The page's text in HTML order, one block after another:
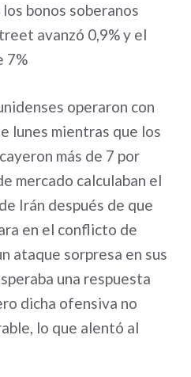
bonos soberanos
avanzó 0,9% y el
7%
operaron con
lunes mientras que los
más de 7 por
mercado calculaban el
Irán después de que
en el conflicto de
ataque sorpresa en sus
una respuesta
dicha ofensiva no
lo que alentó al